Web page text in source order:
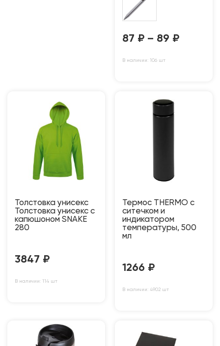
87 ₽ – 89 ₽
В наличии: 106 шт
Толстовка унисекс
Толстовка унисекс с
капюшоном SNAKE
280
3847 ₽
В наличии: 114 шт
Термос THERMO с
ситечком и
индикатором
температуры, 500
мл
1266 ₽
В наличии: 4902 шт